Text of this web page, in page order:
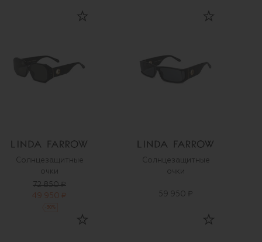
Солнцезащитные
очки
72 850 ₽
49 950 ₽
%
Солнцезащитные
очки
59 950 ₽